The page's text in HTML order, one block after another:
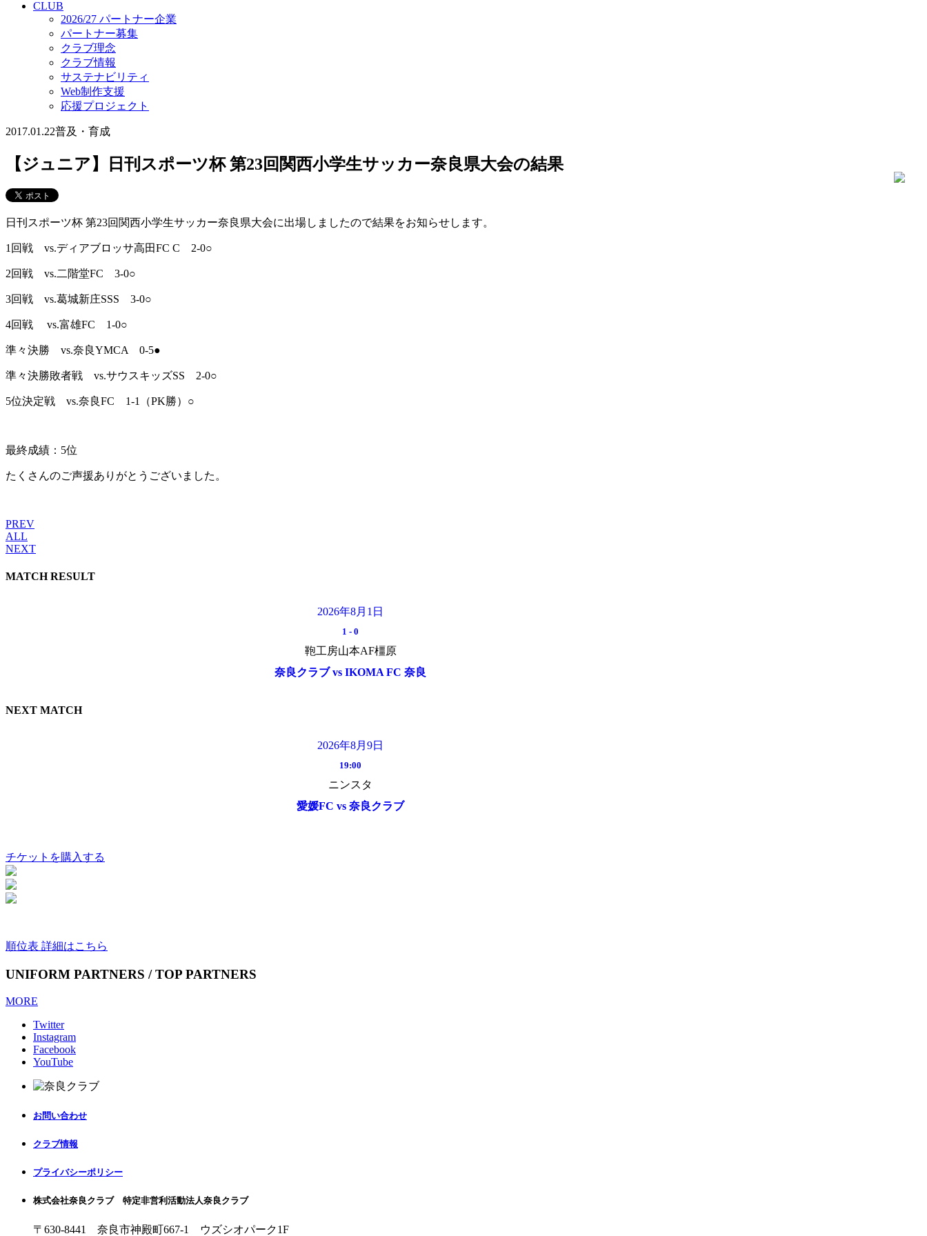
CLUB
2026/27 パートナー企業
パートナー募集
クラブ理念
クラブ情報
サステナビリティ
Web制作支援
応援プロジェクト
2017.01.22普及・育成
【ジュニア】日刊スポーツ杯 第23回関西小学生サッカー奈良県大会の結果
日刊スポーツ杯 第23回関西小学生サッカー奈良県大会に出場しましたので結果をお知らせします。
1回戦 vs.ディアブロッサ高田FC C 2-0○
2回戦 vs.二階堂FC 3-0○
3回戦 vs.葛城新庄SSS 3-0○
4回戦 vs.富雄FC 1-0○
準々決勝 vs.奈良YMCA 0-5●
準々決勝敗者戦 vs.サウスキッズSS 2-0○
5位決定戦 vs.奈良FC 1-1（PK勝）○
最終成績：5位
たくさんのご声援ありがとうございました。
PREV
ALL
NEXT
MATCH RESULT
2026年8月1日
1 - 0
鞄工房山本AF橿原
奈良クラブ vs IKOMA FC 奈良
NEXT MATCH
2026年8月9日
19:00
ニンスタ
愛媛FC vs 奈良クラブ
チケットを購入する
順位表 詳細はこちら
UNIFORM PARTNERS / TOP PARTNERS
MORE
Twitter
Instagram
Facebook
YouTube
お問い合わせ
クラブ情報
プライバシーポリシー
株式会社奈良クラブ 特定非営利活動法人奈良クラブ
〒630-8441 奈良市神殿町667-1 ウズシオパーク1F